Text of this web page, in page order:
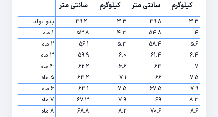
کیلوگرم
سانتی متر
کیلوگرم
سانتی متر
3.3
49.8
3.3
بدو تولد
4
54.8
4.3
53.8
1 ماه
5.6
58.4
5.3
56.1
2 ماه
6.4
61.4
6.0
59.9
3 ماه
7
64
6.6
62.2
4 ماه
7.5
66
7.1
64.2
5 ماه
7.9
67.5
7.5
64.1
6 ماه
8.3
69
7.9
67.3
7 ماه
8.6
70.6
8.2
68.8
8 ماه